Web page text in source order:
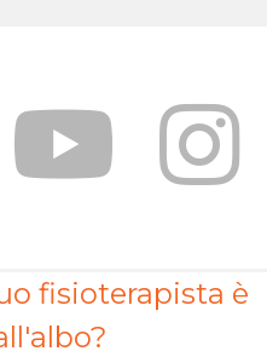
fisioterapista è